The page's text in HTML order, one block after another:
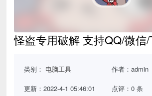
怪盗专用破解 支持QQ/微信
类别： 电脑工具 作者：admin
更新：2022-4-1 05:46:01 点评：0 条